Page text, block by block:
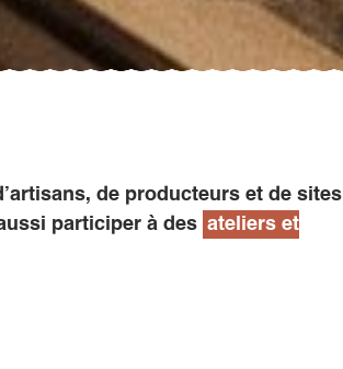
de producteurs et de sites
participer à des ateliers et